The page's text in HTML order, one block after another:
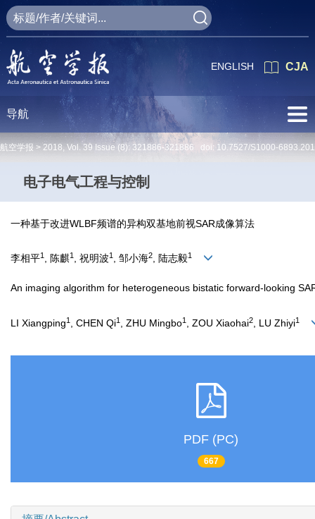
CJA
ENGLISH
导航
航空学报 > 2018, Vol. 39 Issue (8): 321886-321886 doi: 10.7527/S1000-
电子电气工程与控制
一种基于改进WLBF频谱的异构双基地前视SAR成像算法
李相平1 , 陈麒1 , 祝明波1 , 邹小海2, 陆志毅1
An imaging algorithm for heterogeneous bistatic forward-looking
LI Xiangping1 , CHEN Qi1 , ZHU Mingbo1 , ZOU Xiaohai2 , LU Zhiyi1
PDF (PC)
667